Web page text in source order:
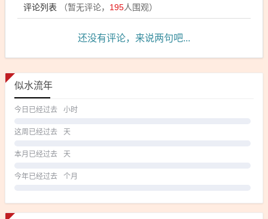
评论列表 （暂无评论， 195人围观）
还没有评论，来说两句吧...
似水流年
今日已经过去 小时
这周已经过去 天
本月已经过去 天
今年已经过去 个月